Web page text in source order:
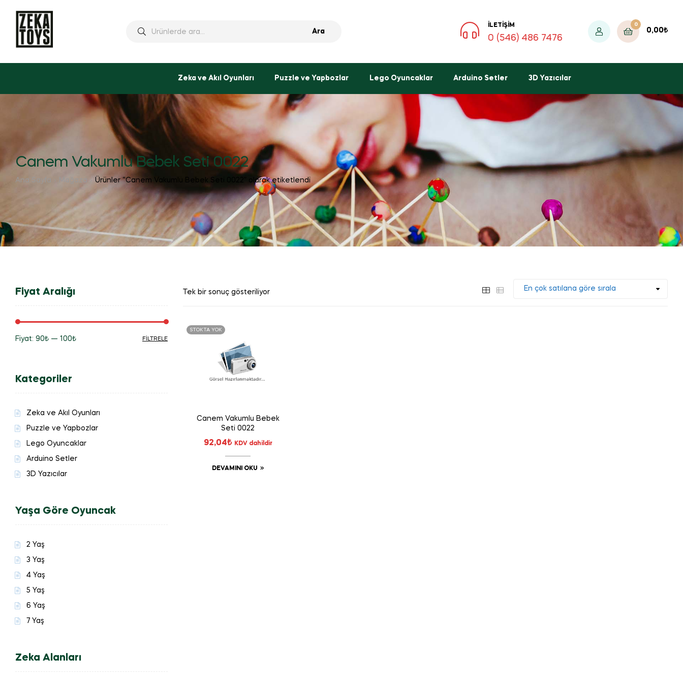
Ara
İLETIŞIM
0 (546) 486 7476
0
0,00₺
Zeka ve Akıl Oyunları Puzzle ve Yapbozlar Lego Oyuncaklar Arduino Setler 3D Yazıcılar
Canem Vakumlu Bebek Seti 0022
Ana Sayfa Ürünler “Canem Vakumlu Bebek Seti 0022” olarak etiketlendi
Tek bir sonuç gösteriliyor
STOKTA YOK
Canem Vakumlu Bebek
Seti 0022
92,04₺ KDV dahildir
DEVAMINI OKU
Fiyat Aralığı
FILTRELE
Fiyat: 90₺ — 100₺
Kategoriler
Zeka ve Akıl Oyunları
Puzzle ve Yapbozlar
Lego Oyuncaklar
Arduino Setler
3D Yazıcılar
Yaşa Göre Oyuncak
2 Yaş
3 Yaş
4 Yaş
5 Yaş
6 Yaş
7 Yaş
Zeka Alanları